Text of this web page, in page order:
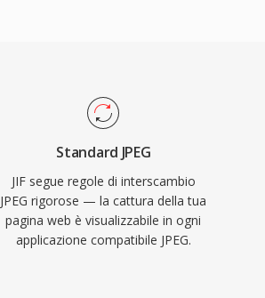
Standard JPEG
JIF segue regole di interscambio
JPEG rigorose — la cattura della tua
pagina web è visualizzabile in ogni
applicazione compatibile JPEG.